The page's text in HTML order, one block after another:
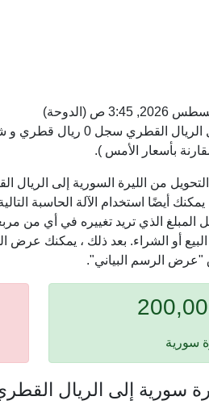
(الدوحة)
2026, 3:45 ص. يمكنك أيضًا استخدام الآلة
المبلغ الذي تريد تغييره في أي من
أو الشراء. بعد ذلك ، يمكنك عرض
"عرض الرسم البياني".
سورية